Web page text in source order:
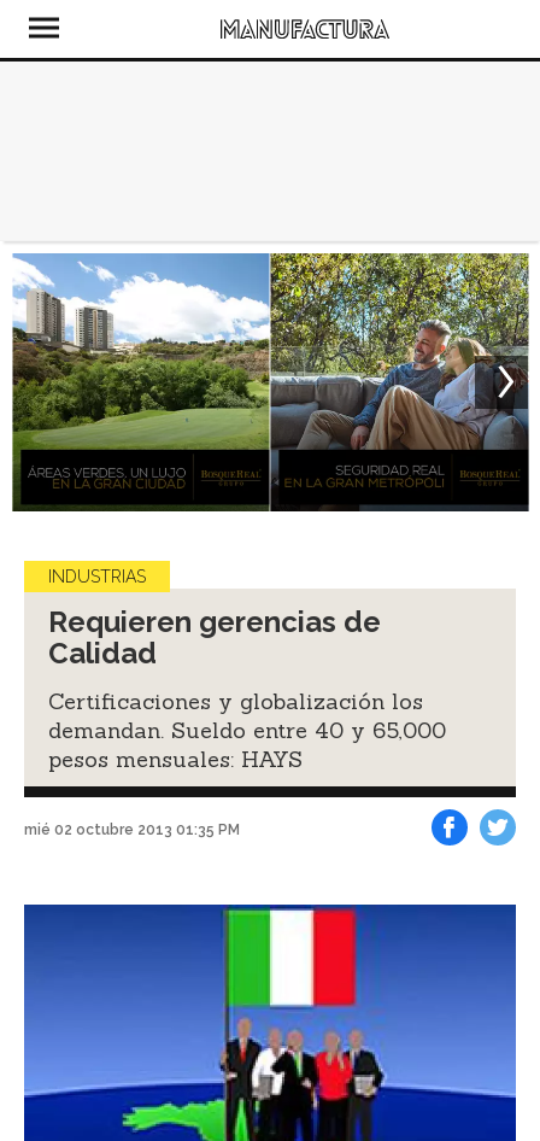
INDUSTRIAS
Requieren gerencias de
Calidad
Certificaciones y globalización los
demandan. Sueldo entre 40 y 65,000
pesos mensuales: HAYS
mié 02 octubre 2013 01:35 PM